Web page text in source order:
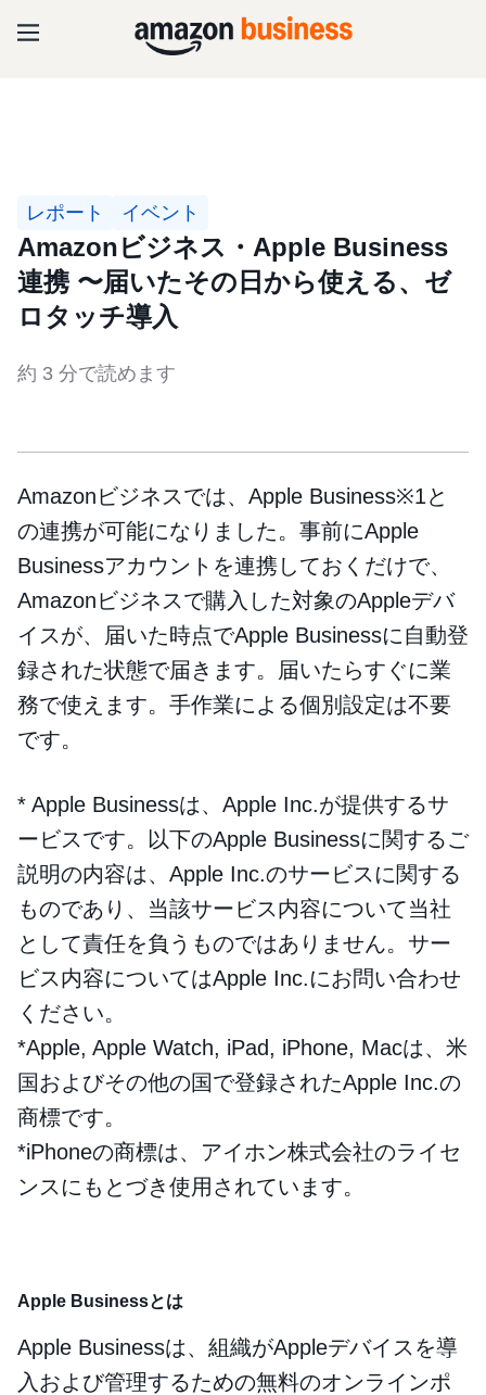
レポート イベント
Amazonビジネス・Apple Business
連携 〜届いたその日から使える、ゼ
ロタッチ導入
約 3 分で読めます
Amazonビジネスでは、Apple Business※1と
の連携が可能になりました。事前にApple
Businessアカウントを連携しておくだけで、
Amazonビジネスで購入した対象のAppleデバ
イスが、届いた時点でApple Businessに自動登
録された状態で届きます。届いたらすぐに業
務で使えます。手作業による個別設定は不要
です。
* Apple Businessは、Apple Inc.が提供するサ
ービスです。以下のApple Businessに関するご
説明の内容は、Apple Inc.のサービスに関する
ものであり、当該サービス内容について当社
として責任を負うものではありません。サー
ビス内容についてはApple Inc.にお問い合わせ
ください。
*Apple, Apple Watch, iPad, iPhone, Macは、米
国およびその他の国で登録されたApple Inc.の
商標です。
*iPhoneの商標は、アイホン株式会社のライセ
ンスにもとづき使用されています。
Apple Businessとは
Apple Businessは、組織がAppleデバイスを導
入および管理するための無料のオンラインポ